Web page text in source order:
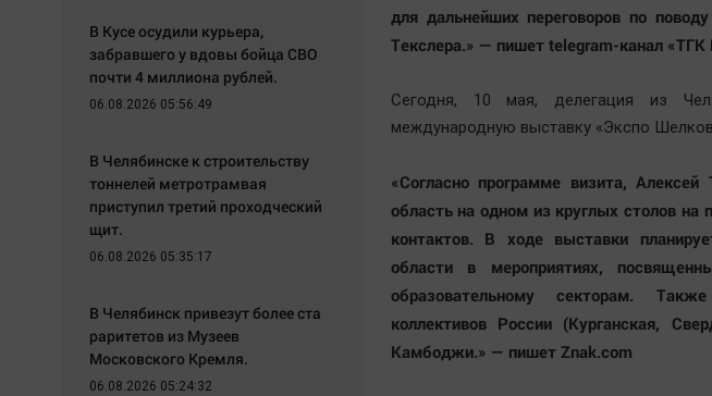
для дальнейших переговоров по
Текслера.» — пишет telegram-канал «ТГК
Сегодня, 10 мая, делегация из
международную выставку «Экспо
«Согласно программе визита,
область на одном из круглых столов
контактов. В ходе выставки
области в мероприятиях,
образовательному секторам.
коллективов России (Курганская,
Камбоджи.» — пишет Znak.com
В Кусе осудили курьера,
забравшего у вдовы бойца СВО
почти 4 миллиона рублей.
06.08.2026 05:56:49
В Челябинске к строительству
тоннелей метротрамвая
приступил третий проходческий
щит.
06.08.2026 05:35:17
В Челябинск привезут более ста
раритетов из Музеев
Московского Кремля.
06.08.2026 05:24:32